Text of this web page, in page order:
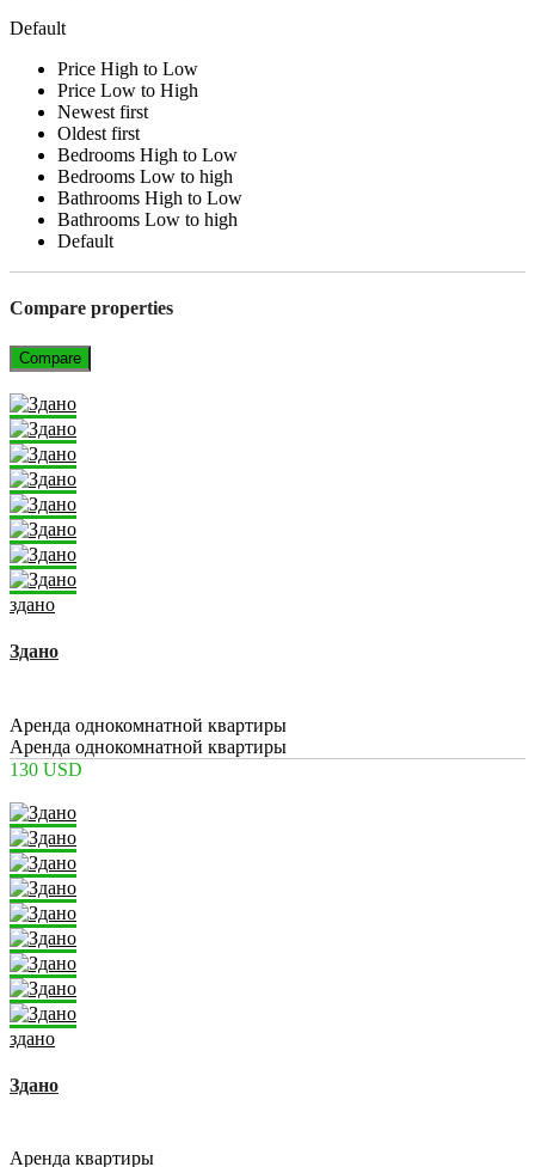
Default
Price High to Low
Price Low to High
Newest first
Oldest first
Bedrooms High to Low
Bedrooms Low to high
Bathrooms High to Low
Bathrooms Low to high
Default
Compare properties
Compare
здано
Здано
Аренда однокомнатной квартиры
Аренда однокомнатной квартиры
130 USD
здано
Здано
Аренда квартиры